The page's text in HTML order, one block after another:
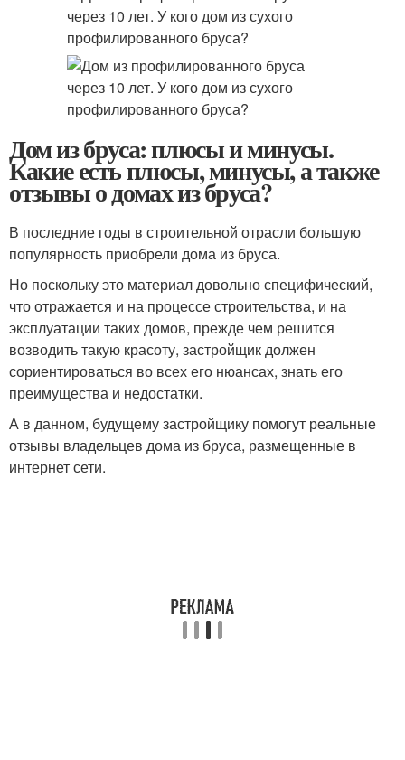
Дом из бруса: плюсы и минусы.
Какие есть плюсы, минусы, а также
отзывы о домах из бруса?
В последние годы в строительной отрасли большую
популярность приобрели дома из бруса.
Но поскольку это материал довольно специфический,
что отражается и на процессе строительства, и на
эксплуатации таких домов, прежде чем решится
возводить такую красоту, застройщик должен
сориентироваться во всех его нюансах, знать его
преимущества и недостатки.
А в данном, будущему застройщику помогут реальные
отзывы владельцев дома из бруса, размещенные в
интернет сети.